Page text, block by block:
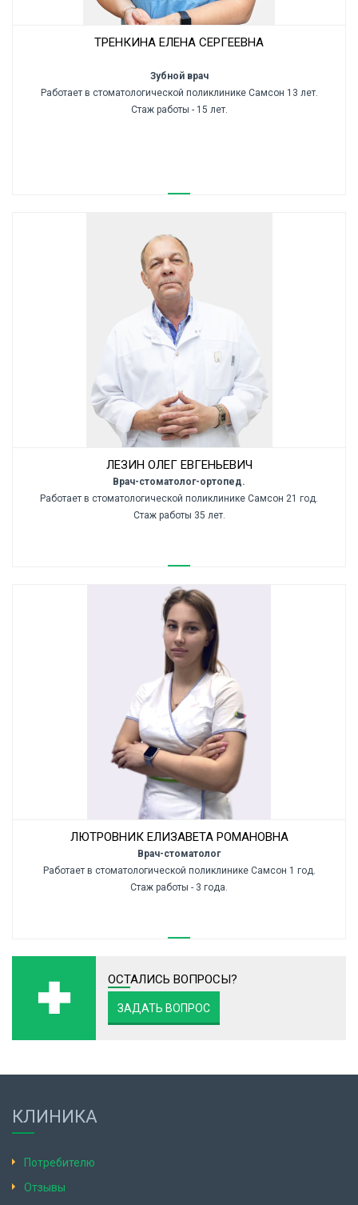
ТРЕНКИНА ЕЛЕНА СЕРГЕЕВНА
Зубной врач
Работает в стоматологической поликлинике Самсон 13 лет.
Стаж работы - 15 лет.
ЛЕЗИН ОЛЕГ ЕВГЕНЬЕВИЧ
Врач-стоматолог-ортопед.
Работает в стоматологической поликлинике Самсон 21 год.
Стаж работы 35 лет.
ЛЮТРОВНИК ЕЛИЗАВЕТА РОМАНОВНА
Врач-стоматолог
Работает в стоматологической поликлинике Самсон 1 год.
Стаж работы - 3 года.
ОСТАЛИСЬ ВОПРОСЫ?
ЗАДАТЬ ВОПРОС
КЛИНИКА
Потребителю
Отзывы